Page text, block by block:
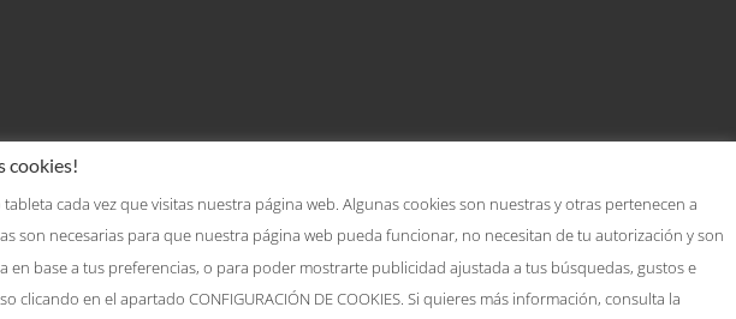
de privacidad|Política de cookies
cookies!
cada vez que visitas nuestra página web. Algunas cookies son nuestras y otras pertenecen a
son necesarias para que nuestra página web pueda funcionar, no necesitan de tu autorización y son
base a tus preferencias, o para poder mostrarte publicidad ajustada a tus búsquedas, gustos e
en el apartado CONFIGURACIÓN DE COOKIES. Si quieres más información, consulta la